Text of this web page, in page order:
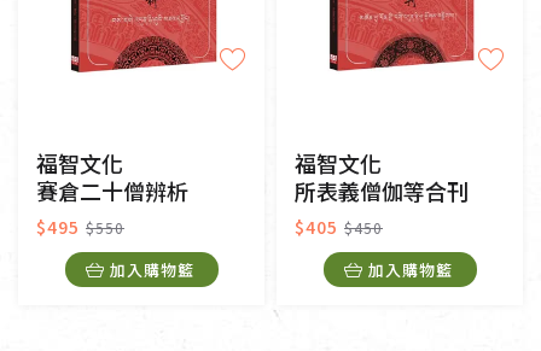
福智文化
賽倉二十僧辨析
$495 $550
加入購物籃
福智文化
所表義僧伽等合刊
$405 $450
加入購物籃